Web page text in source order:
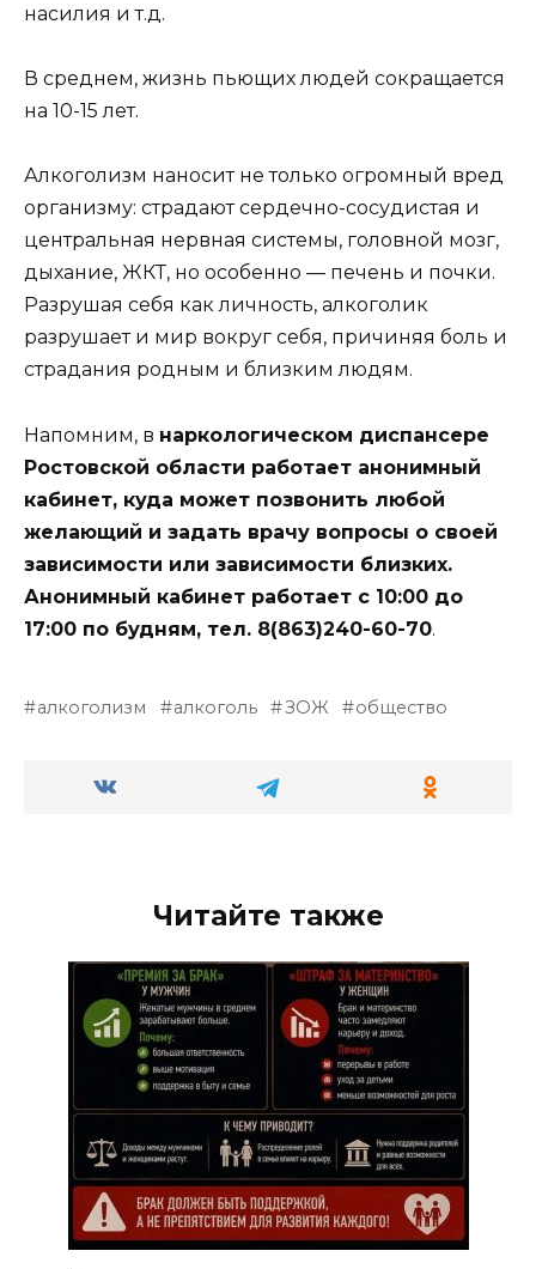
насилия и т.д.
В среднем, жизнь пьющих людей сокращается
на 10-15 лет.
Алкоголизм наносит не только огромный вред
организму: страдают сердечно-сосудистая и
центральная нервная системы, головной мозг,
дыхание, ЖКТ, но особенно — печень и почки.
Разрушая себя как личность, алкоголик
разрушает и мир вокруг себя, причиняя боль и
страдания родным и близким людям.
Напомним, в наркологическом диспансере
Ростовской области работает анонимный
кабинет, куда может позвонить любой
желающий и задать врачу вопросы о своей
зависимости или зависимости близких.
Анонимный кабинет работает с 10:00 до
17:00 по будням, тел. 8(863)240-60-70.
алкоголизм алкоголь ЗОЖ общество
Читайте также